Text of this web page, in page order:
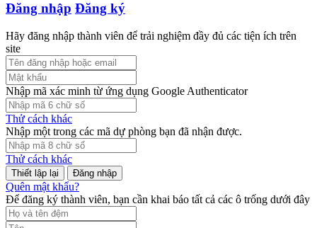
Đăng nhập Đăng ký
Hãy đăng nhập thành viên để trải nghiệm đầy đủ các tiện ích trên
site
Nhập mã xác minh từ ứng dụng Google Authenticator
Thử cách khác
Nhập một trong các mã dự phòng bạn đã nhận được.
Thử cách khác
Đăng nhập
Quên mật khẩu?
Để đăng ký thành viên, bạn cần khai báo tất cả các ô trống dưới đây